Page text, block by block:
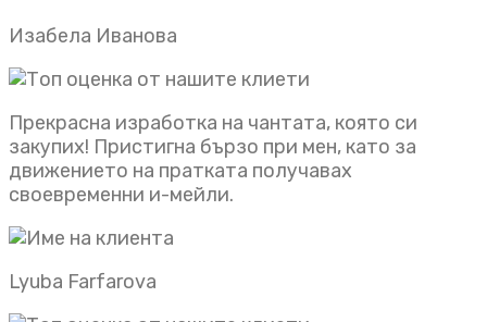
Изабела Иванова
Прекрасна изработка на чантата, която си
закупих! Пристигна бързо при мен, като за
движението на пратката получавах
своевременни и-мейли.
Lyuba Farfarova